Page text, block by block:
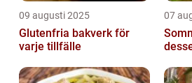
09 augusti 2025
Glutenfria bakverk för
varje tillfälle
07